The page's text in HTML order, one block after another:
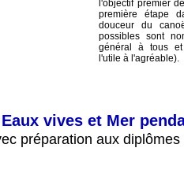
l'objectif premier
première étape
douceur du
possibles sont
général à tous
l'utile à l'agréable).
vives et Mer
préparation aux